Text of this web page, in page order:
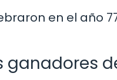
en el año
ganadores